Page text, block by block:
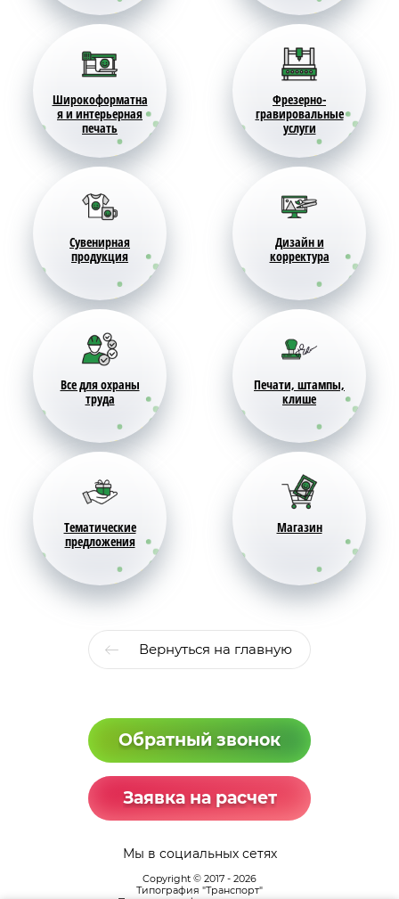
Широкоформатна
я и интерьерная
печать
Фрезерно-
гравировальные
услуги
Сувенирная
продукция
Дизайн и
корректура
Все для охраны
труда
Печати, штампы,
клише
Тематические
предложения
Магазин
Вернуться на главную
Обратный звонок
Заявка на расчет
Мы в социальных сетях
Copyright © 2017 - 2026
Типография "Транспорт"